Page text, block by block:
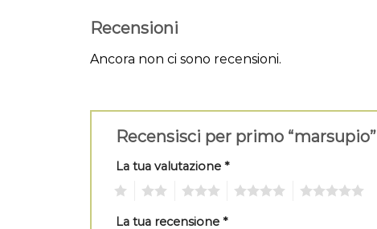
Recensioni
Ancora non ci sono recensioni.
Recensisci per primo “marsupio”
La tua valutazione *
La tua recensione *